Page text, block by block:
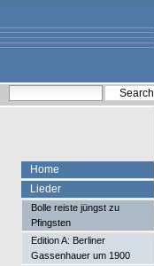
content.
navigation
Personal
tools
Home
Lieder
Bolle reiste jüngst zu
Pfingsten
Edition A: Berliner
Gassenhauer um 1900